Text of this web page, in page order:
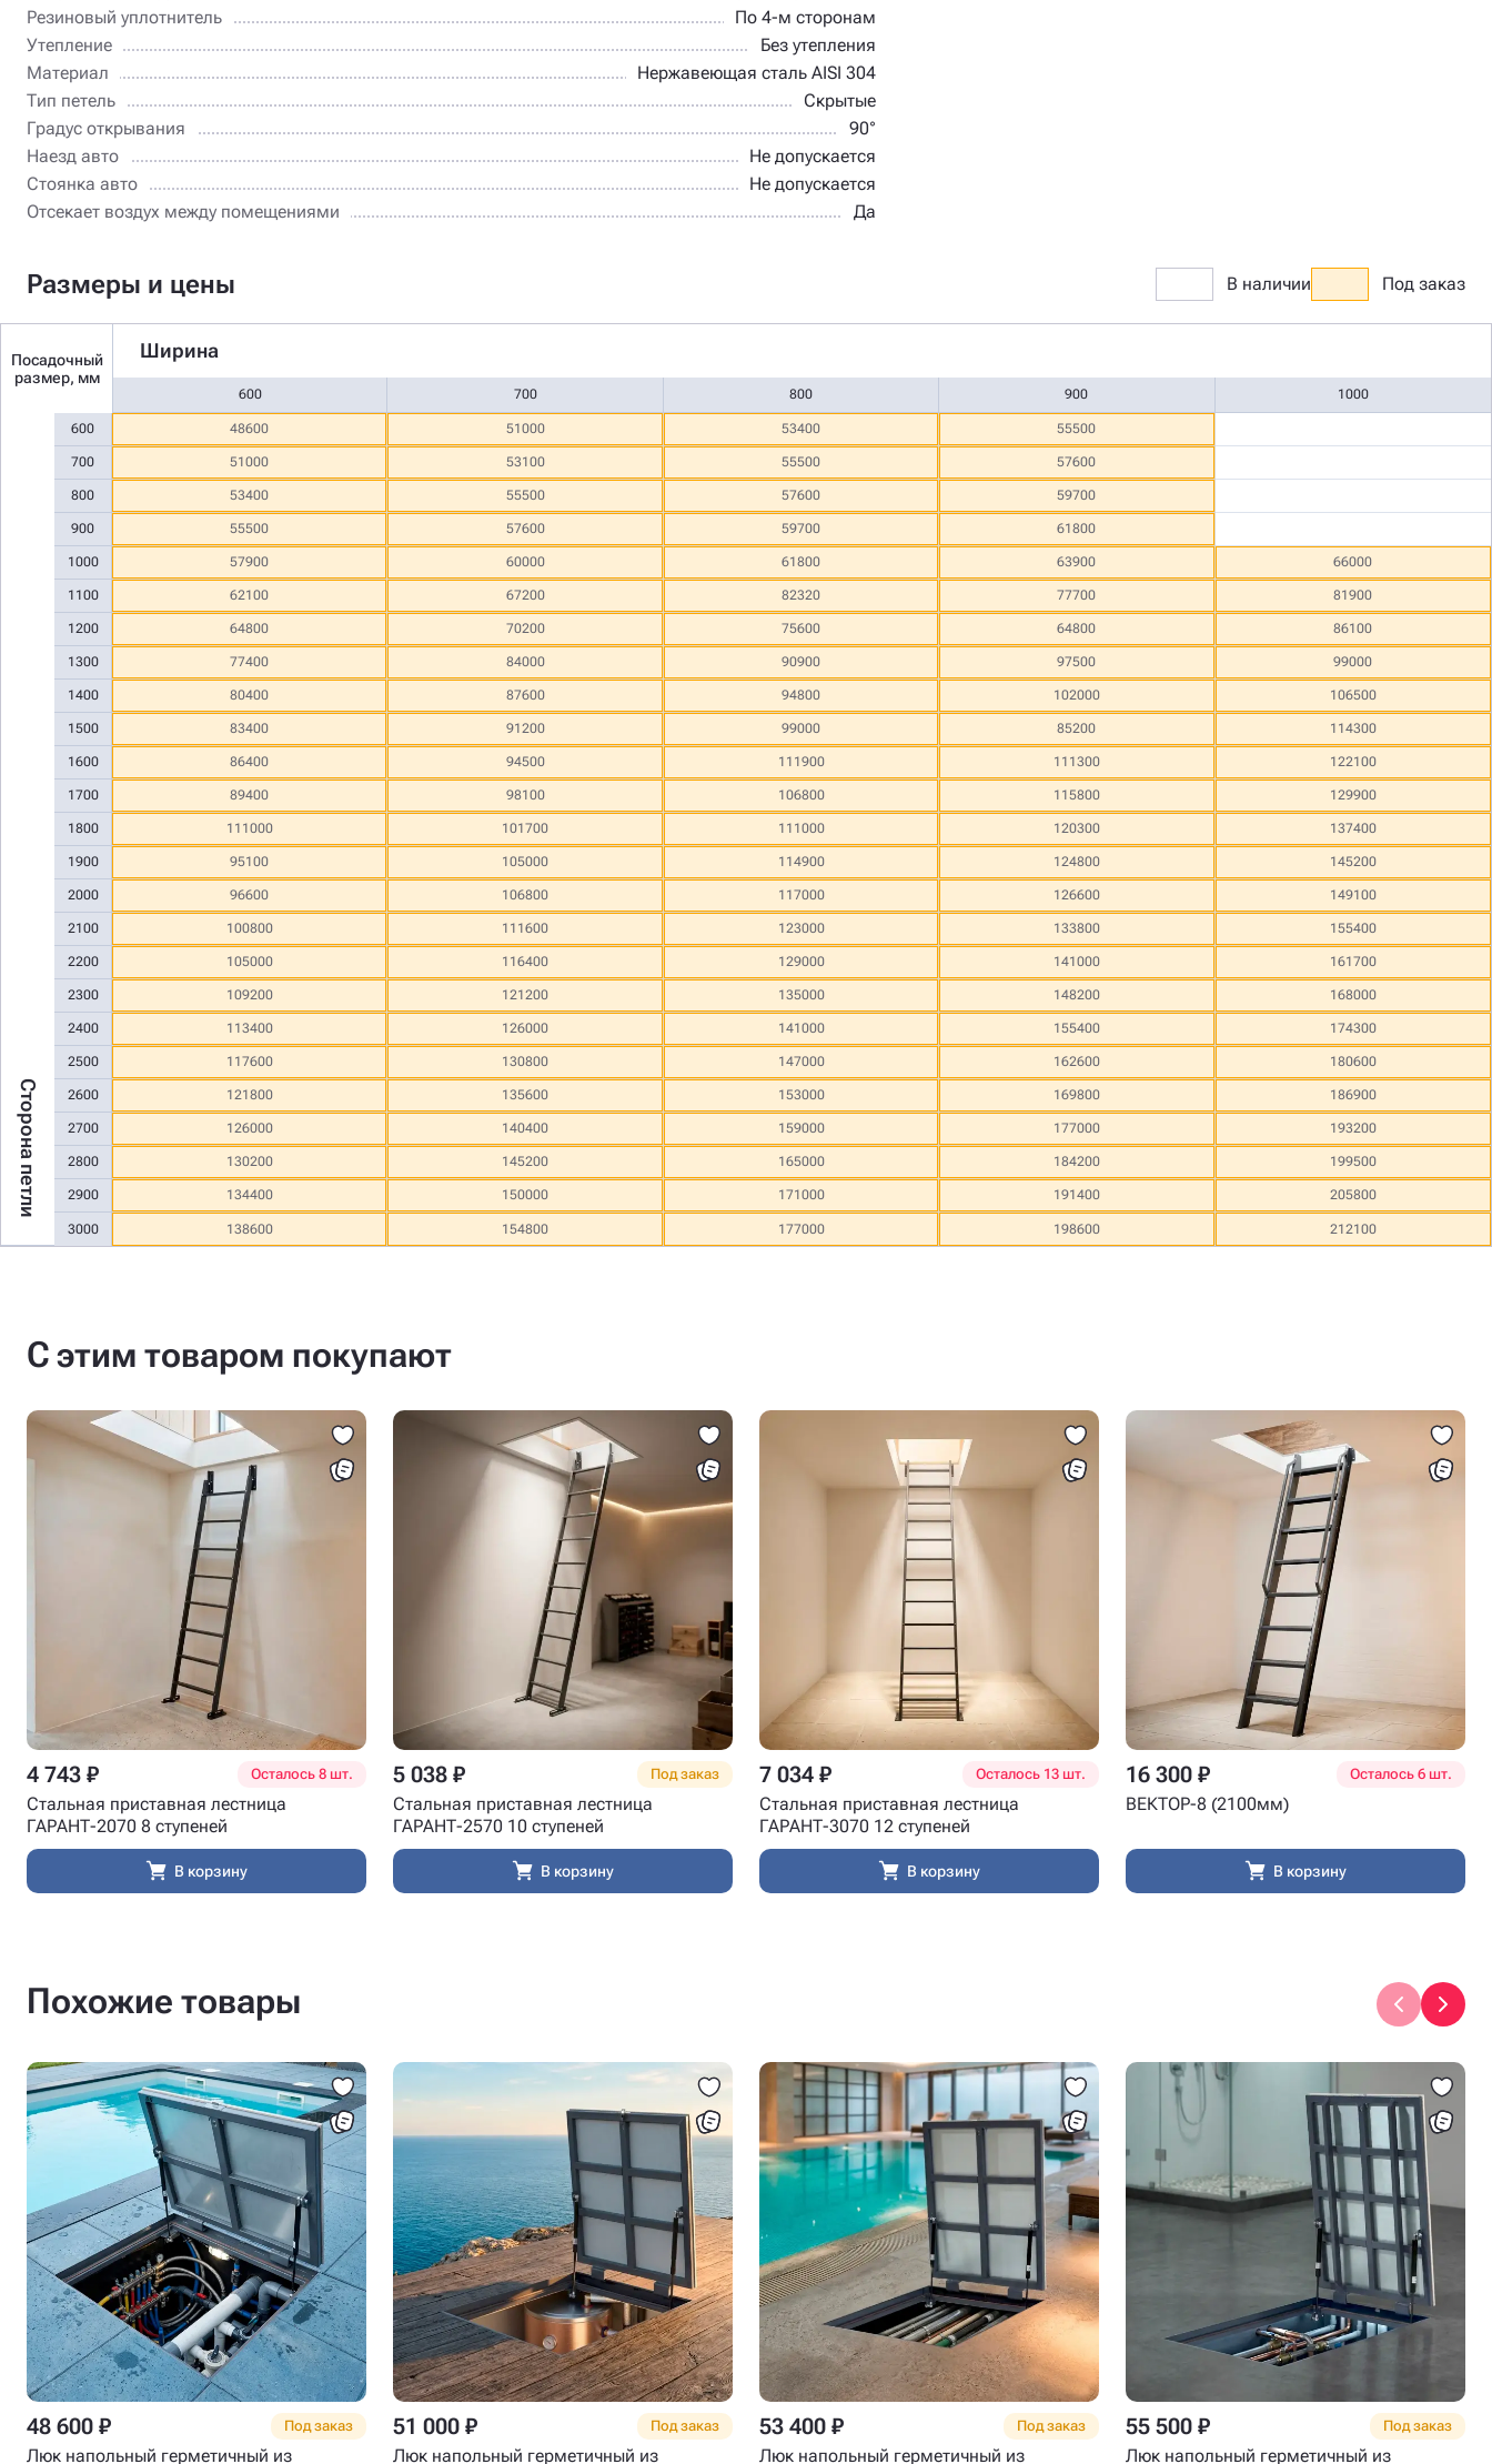
Резиновый уплотнитель
По 4-м сторонам
Утепление
Без утепления
Материал
Нержавеющая сталь AISI 304
Тип петель
Скрытые
Градус открывания
90°
Наезд авто
Не допускается
Стоянка авто
Не допускается
Отсекает воздух между помещениями
Да
Размеры и цены В наличии Под заказ
Посадочный
размер, мм
Ширина
600 700 800 900 1000
Сторона петли
600
700
800
900
1000
1100
1200
1300
1400
1500
1600
1700
1800
1900
2000
2100
2200
2300
2400
2500
2600
2700
2800
2900
3000
48600 51000 53400 55500
51000 53100 55500 57600
53400 55500 57600 59700
55500 57600 59700 61800
57900 60000 61800 63900 66000
62100 67200 82320 77700 81900
64800 70200 75600 64800 86100
77400 84000 90900 97500 99000
80400 87600 94800 102000 106500
83400 91200 99000 85200 114300
86400 94500 111900 111300 122100
89400 98100 106800 115800 129900
111000 101700 111000 120300 137400
95100 105000 114900 124800 145200
96600 106800 117000 126600 149100
100800 111600 123000 133800 155400
105000 116400 129000 141000 161700
109200 121200 135000 148200 168000
113400 126000 141000 155400 174300
117600 130800 147000 162600 180600
121800 135600 153000 169800 186900
126000 140400 159000 177000 193200
130200 145200 165000 184200 199500
134400 150000 171000 191400 205800
138600 154800 177000 198600 212100
С этим товаром покупают
4 743 ₽ Осталось 8 шт.
Стальная приставная лестница
ГАРАНТ-2070 8 ступеней
В корзину
5 038 ₽ Под заказ
Стальная приставная лестница
ГАРАНТ-2570 10 ступеней
В корзину
7 034 ₽ Осталось 13 шт.
Стальная приставная лестница
ГАРАНТ-3070 12 ступеней
В корзину
16 300 ₽ Осталось 6 шт.
ВЕКТОР-8 (2100мм)
В корзину
Похожие товары
48 600 ₽ Под заказ
Люк напольный герметичный из
51 000 ₽ Под заказ
Люк напольный герметичный из
53 400 ₽ Под заказ
Люк напольный герметичный из
55 500 ₽ Под заказ
Люк напольный герметичный из